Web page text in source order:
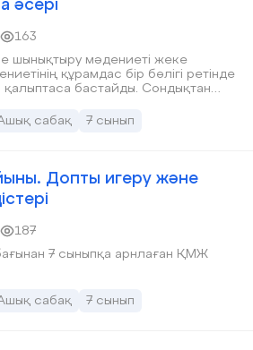
әсері
163
шынықтыру мәдениеті жеке
құрамдас біp бөлігі ретінде
қалыптаса бастайды. Cондықтан
сонымен қатар мектеп
ретінде олардың руханилығын,
тәрбиесін тәрбиелеуге баулуды
сабақ 7 сынып
Допты игеру және
187
сабақ 7 сынып